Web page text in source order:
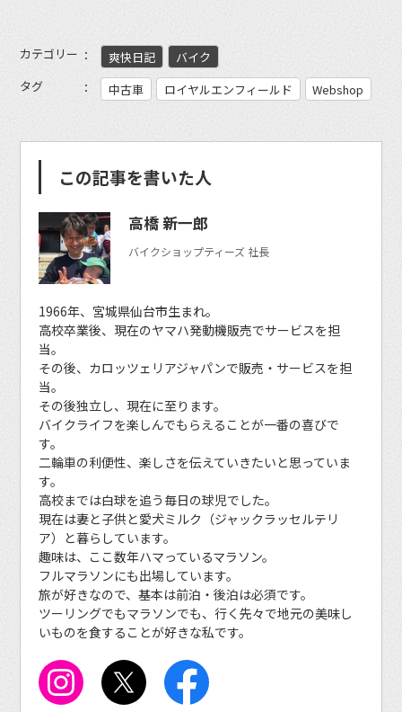
カテゴリー 爽快日記
バイク
タグ
中古車 ロイヤルエンフィールド Webshop
この記事を書いた人
高橋 新一郎
バイクショップティーズ 社長
1966年、宮城県仙台市生まれ。
高校卒業後、現在のヤマハ発動機販売でサービスを担
当。
その後、カロッツェリアジャパンで販売・サービスを担
当。
その後独立し、現在に至ります。
バイクライフを楽しんでもらえることが一番の喜びで
す。
二輪車の利便性、楽しさを伝えていきたいと思っていま
す。
高校までは白球を追う毎日の球児でした。
現在は妻と子供と愛犬ミルク（ジャックラッセルテリ
ア）と暮らしています。
趣味は、ここ数年ハマっているマラソン。
フルマラソンにも出場しています。
旅が好きなので、基本は前泊・後泊は必須です。
ツーリングでもマラソンでも、行く先々で地元の美味し
いものを食することが好きな私です。